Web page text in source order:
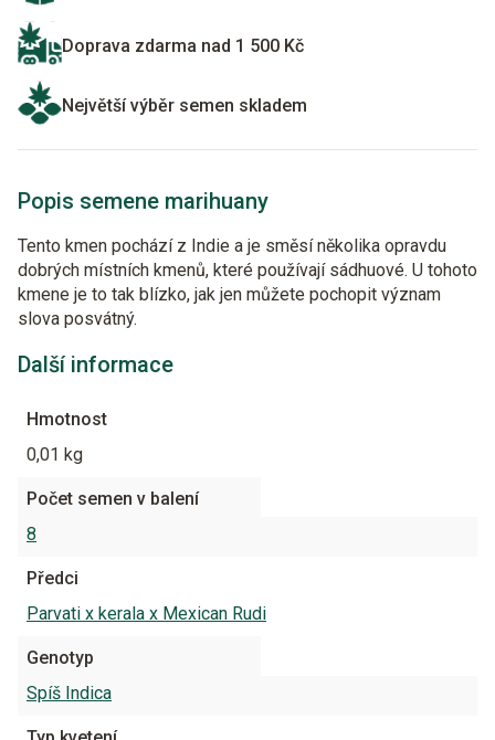
Doprava zdarma nad 1 500 Kč
Největší výběr semen skladem
Popis semene marihuany
Tento kmen pochází z Indie a je směsí několika opravdu
dobrých místních kmenů, které používají sádhuové. U tohoto
kmene je to tak blízko, jak jen můžete pochopit význam
slova posvátný.
Další informace
Hmotnost
0,01 kg
Počet semen v balení
8
Předci
Parvati x kerala x Mexican Rudi
Genotyp
Spíš Indica